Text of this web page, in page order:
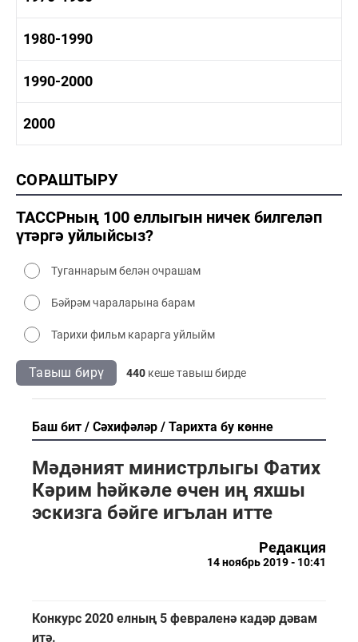
1960-1970 мәдәният
1970-1980 тарих
1970-1980 мәдәният
1980-1990
1980-1990 тарих
1980-1990 мәдәният
1990-2000
1990-2000 мәдәният
2000
2000 сәнәгать
2000 мәдәният
СОРАШТЫРУ
ТАССРның 100 еллыгын ничек билгеләп
үтәргә уйлыйсыз?
Туганнарым белән очрашам
Бәйрәм чараларына барам
Тарихи фильм карарга уйлыйм
Тавыш бирү 440 кеше тавыш бирде
Баш бит Сәхифәләр Тарихта бу көнне
Мәдәният министрлыгы Фатих
Кәрим һәйкәле өчен иң яхшы
эскизга бәйге игълан итте
Редакция
14 ноябрь 2019 - 10:41
Конкурс 2020 елның 5 февраленә кадәр дәвам
итә.